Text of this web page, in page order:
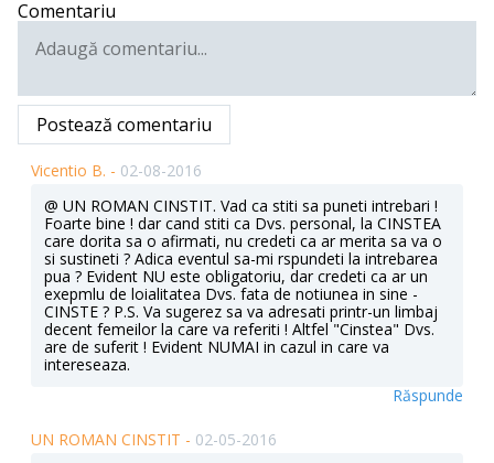
Comentariu
Postează comentariu
Vicentio B. - 02-08-2016
@ UN ROMAN CINSTIT. Vad ca stiti sa puneti intrebari !
Foarte bine ! dar cand stiti ca Dvs. personal, la CINSTEA
care dorita sa o afirmati, nu credeti ca ar merita sa va o
si sustineti ? Adica eventul sa-mi rspundeti la intrebarea
pua ? Evident NU este obligatoriu, dar credeti ca ar un
exepmlu de loialitatea Dvs. fata de notiunea in sine -
CINSTE ? P.S. Va sugerez sa va adresati printr-un limbaj
decent femeilor la care va referiti ! Altfel "Cinstea" Dvs.
are de suferit ! Evident NUMAI in cazul in care va
intereseaza.
Răspunde
UN ROMAN CINSTIT - 02-05-2016